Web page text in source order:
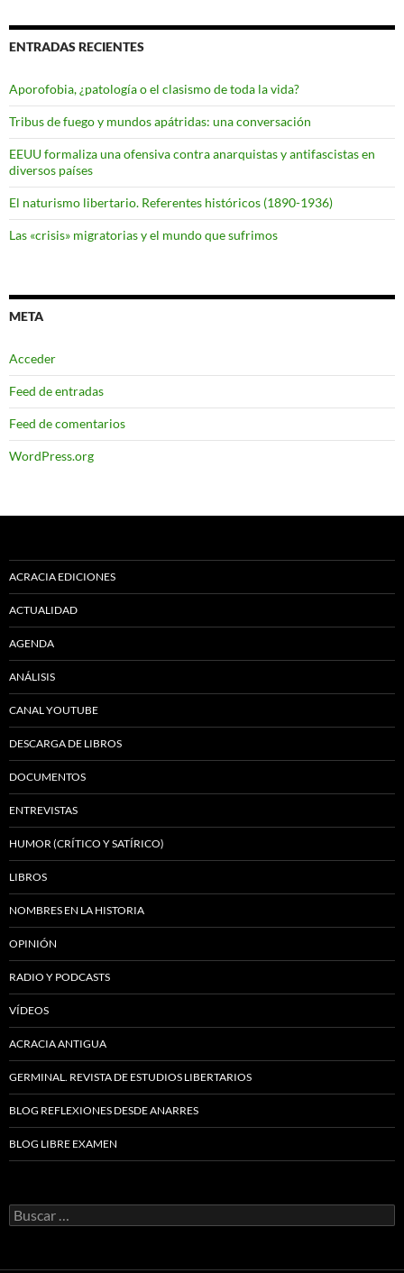
ENTRADAS RECIENTES
Aporofobia, ¿patología o el clasismo de toda la vida?
Tribus de fuego y mundos apátridas: una conversación
EEUU formaliza una ofensiva contra anarquistas y antifascistas en
diversos países
El naturismo libertario. Referentes históricos (1890-1936)
Las «crisis» migratorias y el mundo que sufrimos
META
Acceder
Feed de entradas
Feed de comentarios
WordPress.org
ACRACIA EDICIONES
ACTUALIDAD
AGENDA
ANÁLISIS
CANAL YOUTUBE
DESCARGA DE LIBROS
DOCUMENTOS
ENTREVISTAS
HUMOR (CRÍTICO Y SATÍRICO)
LIBROS
NOMBRES EN LA HISTORIA
OPINIÓN
RADIO Y PODCASTS
VÍDEOS
ACRACIA ANTIGUA
GERMINAL. REVISTA DE ESTUDIOS LIBERTARIOS
BLOG REFLEXIONES DESDE ANARRES
BLOG LIBRE EXAMEN
Buscar: